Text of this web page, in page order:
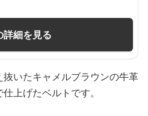
詳細を見る
いたキャメルブラウンの牛革
上げたベルトです。